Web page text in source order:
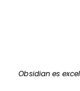
Obsidian es